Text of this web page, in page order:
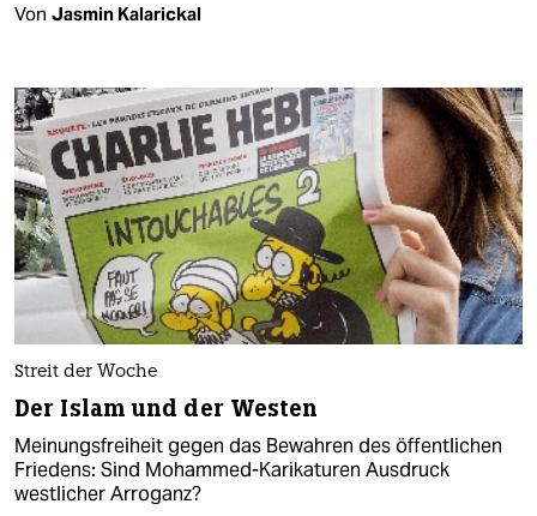
Von Jasmin Kalarickal
Streit der Woche
Der Islam und der Westen
Meinungsfreiheit gegen das Bewahren des öffentlichen
Friedens: Sind Mohammed-Karikaturen Ausdruck
westlicher Arroganz?